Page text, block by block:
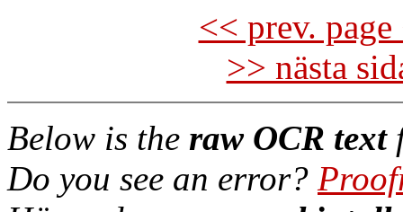
<< prev.
>> nästa
Below is the raw OCR text
Do you see an error?